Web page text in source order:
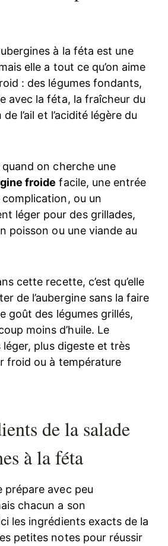
à la féta est une
elle a tout ce qu’on aime
: des légumes fondants,
avec la féta, la fraîcheur du
l’ail et l’acidité légère du
on cherche une
froide facile, une entrée
ou un
léger pour des grillades,
poisson ou une viande au
cette recette, c’est qu’elle
de l’aubergine sans la faire
goût des légumes grillés,
moins d’huile. Le
plus digeste et très
froid ou à température
de la salade
à la féta
prépare avec peu
chacun a son
les ingrédients exacts de la
petites notes pour réussir